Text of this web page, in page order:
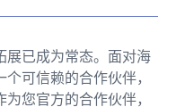
展已成为常态。面对海
可信赖的合作伙伴，
您官方的合作伙伴，